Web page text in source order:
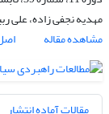
مهدیه نجفی زاده، علی
مشاهده مقاله
مقالات آماده انتشار